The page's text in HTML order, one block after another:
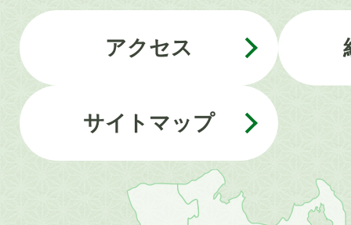
アクセス
サイトマップ
畿